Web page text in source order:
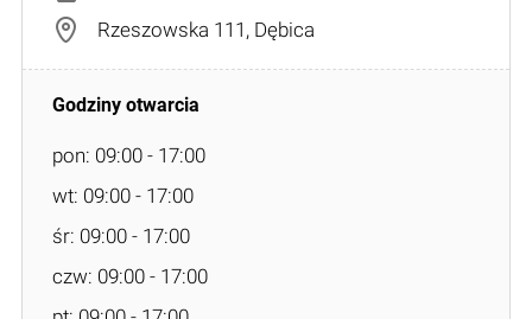
Rzeszowska 111, Dębica
pon: 09:00 - 17:00
wt: 09:00 - 17:00
śr: 09:00 - 17:00
czw: 09:00 - 17:00